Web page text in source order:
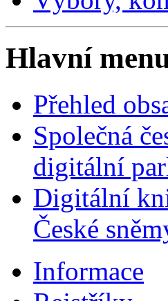
Hlavní
Přehled
Společná
digitální
Digitální
České
Informace